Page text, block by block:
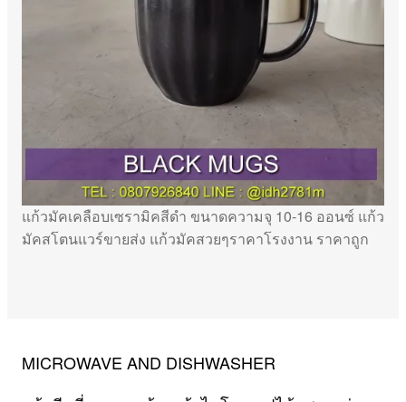
แก้วมัคเคลือบเซรามิคสีดำ ขนาดความจุ 10-16 ออนซ์ แก้ว
มัคสโตนแวร์ขายส่ง แก้วมัคสวยๆราคาโรงงาน ราคาถูก
MICROWAVE AND DISHWASHER